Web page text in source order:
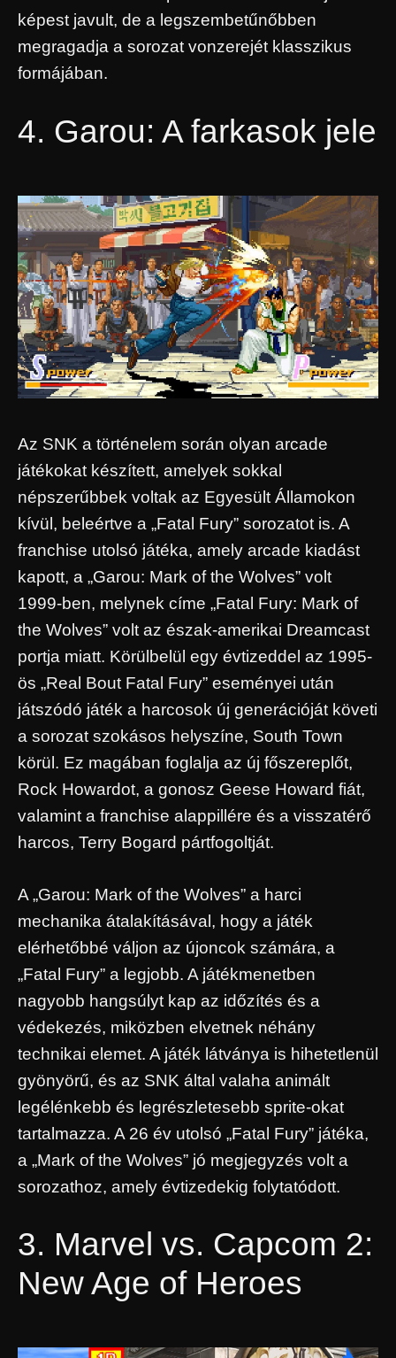
képest javult, de a legszembetűnőbben
megragadja a sorozat vonzerejét klasszikus
formájában.
4. Garou: A farkasok jele
Az SNK a történelem során olyan arcade
játékokat készített, amelyek sokkal
népszerűbbek voltak az Egyesült Államokon
kívül, beleértve a „Fatal Fury” sorozatot is. A
franchise utolsó játéka, amely arcade kiadást
kapott, a „Garou: Mark of the Wolves” volt
1999-ben, melynek címe „Fatal Fury: Mark of
the Wolves” volt az észak-amerikai Dreamcast
portja miatt. Körülbelül egy évtizeddel az 1995-
ös „Real Bout Fatal Fury” eseményei után
játszódó játék a harcosok új generációját követi
a sorozat szokásos helyszíne, South Town
körül. Ez magában foglalja az új főszereplőt,
Rock Howardot, a gonosz Geese Howard fiát,
valamint a franchise alappillére és a visszatérő
harcos, Terry Bogard pártfogoltját.
A „Garou: Mark of the Wolves” a harci
mechanika átalakításával, hogy a játék
elérhetőbbé váljon az újoncok számára, a
„Fatal Fury” a legjobb. A játékmenetben
nagyobb hangsúlyt kap az időzítés és a
védekezés, miközben elvetnek néhány
technikai elemet. A játék látványa is hihetetlenül
gyönyörű, és az SNK által valaha animált
legélénkebb és legrészletesebb sprite-okat
tartalmazza. A 26 év utolsó „Fatal Fury” játéka,
a „Mark of the Wolves” jó megjegyzés volt a
sorozathoz, amely évtizedekig folytatódott.
3. Marvel vs. Capcom 2:
New Age of Heroes